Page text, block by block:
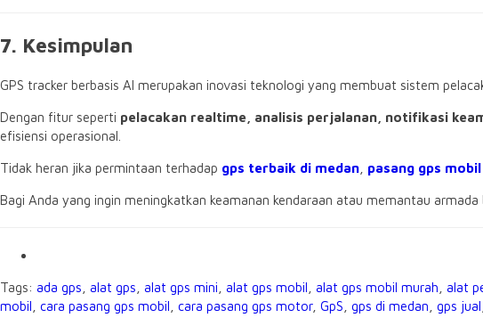
7. Kesimpulan
GPS tracker berbasis AI merupakan inovasi teknologi yang membuat sistem
Dengan fitur seperti pelacakan realtime, analisis perjalanan, notifikasi
efisiensi operasional.
Tidak heran jika permintaan terhadap gps terbaik di medan, pasang gps
Bagi Anda yang ingin meningkatkan keamanan kendaraan atau memantau
Tags: ada gps, alat gps, alat gps mini, alat gps mobil, alat gps mobil murah, alat
mobil, cara pasang gps mobil, cara pasang gps motor, GpS, gps di medan, gps jual